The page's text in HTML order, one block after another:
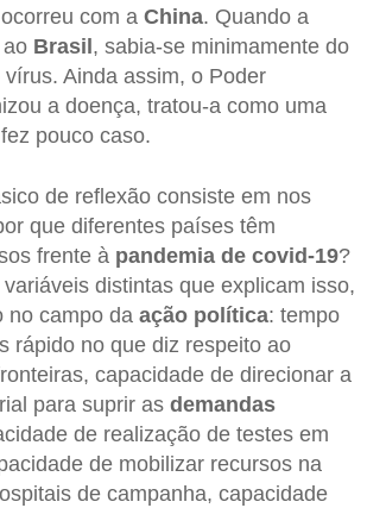
com a China. Quando a
Brasil, sabia-se minimamente do
Ainda assim, o Poder
a doença, tratou-a como uma
pouco caso.
de reflexão consiste em nos
que diferentes países têm
frente à pandemia de covid-19?
distintas que explicam isso,
no campo da ação política: tempo
rápido no que diz respeito ao
capacidade de direcionar a
para suprir as demandas
de realização de testes em
de mobilizar recursos na
de campanha, capacidade